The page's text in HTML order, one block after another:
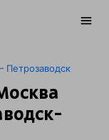
Петрозаводск